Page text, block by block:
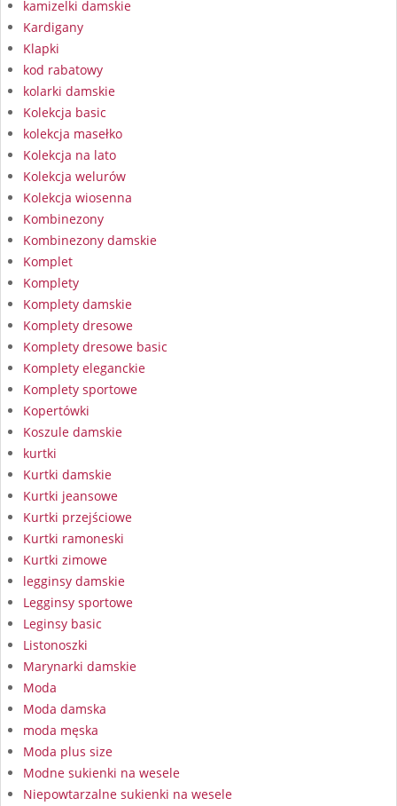
kamizelki damskie
Kardigany
Klapki
kod rabatowy
kolarki damskie
Kolekcja basic
kolekcja masełko
Kolekcja na lato
Kolekcja welurów
Kolekcja wiosenna
Kombinezony
Kombinezony damskie
Komplet
Komplety
Komplety damskie
Komplety dresowe
Komplety dresowe basic
Komplety eleganckie
Komplety sportowe
Kopertówki
Koszule damskie
kurtki
Kurtki damskie
Kurtki jeansowe
Kurtki przejściowe
Kurtki ramoneski
Kurtki zimowe
legginsy damskie
Legginsy sportowe
Leginsy basic
Listonoszki
Marynarki damskie
Moda
Moda damska
moda męska
Moda plus size
Modne sukienki na wesele
Niepowtarzalne sukienki na wesele